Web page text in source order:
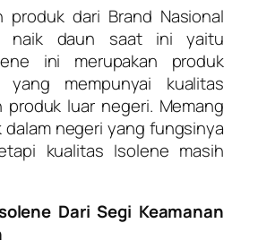
produk dari Brand Nasional
naik daun saat ini yaitu
ini merupakan produk
yang mempunyai kualitas
produk luar negeri. Memang
dalam negeri yang fungsinya
kualitas Isolene masih
Dari Segi Keamanan